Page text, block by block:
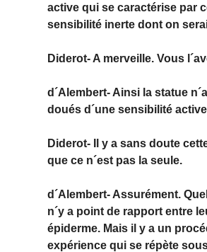
active qui se caractérise par
sensibilité inerte dont on
Diderot- A merveille. Vous
d´Alembert- Ainsi la statue
doués d´une sensibilité
Diderot- Il y a sans doute
que ce n´est pas la seule.
d´Alembert- Assurément.
n´y a point de rapport entre
épiderme. Mais il y a un
expérience qui se répète